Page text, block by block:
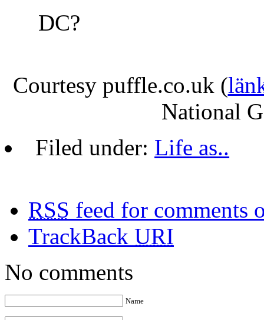
Courtesy puffle.co.uk (
National
Filed under: Life as..
RSS feed for comments
TrackBack URI
No comments
Name